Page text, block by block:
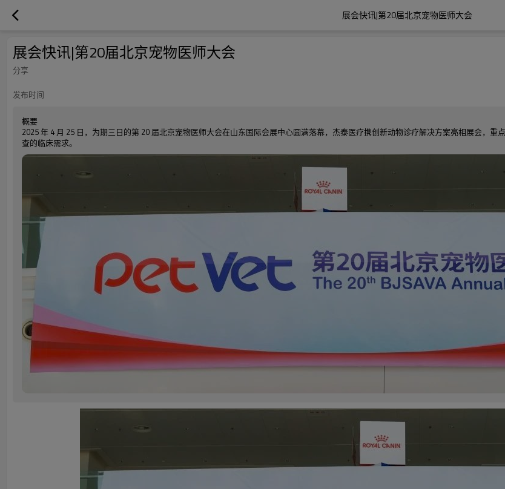
展会快讯|第20届北京宠物医师大会
展会快讯|第20届北京宠物医师大会
分享
发布时间
概要
2025 年 4 月 25 日，为期三日的第 20 届北京宠物医师大会在山东国际会展中心圆满落幕，杰泰医疗携创新动物诊疗解决方案亮相展会，
查的临床需求。